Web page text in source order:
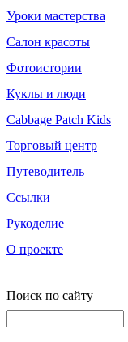
Уроки мастерства
Салон красоты
Фотоистории
Куклы и люди
Cabbage Patch Kids
Торговый центр
Путеводитель
Ссылки
Рукоделие
О проекте
Поиск по сайту